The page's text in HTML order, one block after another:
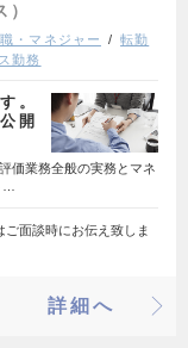
・マネジャー
転勤
勤務
。
開
価業務全般の実務とマネ
面談時にお伝え致しま
詳細へ